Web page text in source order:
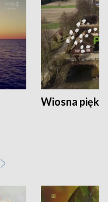
Wiosna